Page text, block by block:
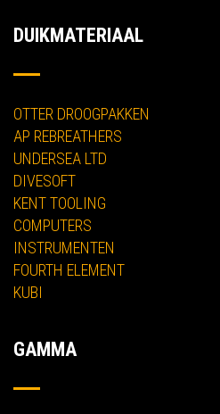
DUIKMATERIAAL
OTTER DROOGPAKKEN
AP REBREATHERS
UNDERSEA LTD
DIVESOFT
KENT TOOLING
COMPUTERS
INSTRUMENTEN
FOURTH ELEMENT
KUBI
GAMMA